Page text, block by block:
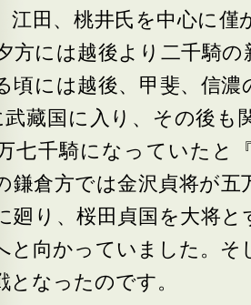
江田、桃井氏を中心に
方には越後より二千騎
頃には越後、甲斐、信
武藏国に入り、その後も
七千騎になっていたと
鎌倉方では金沢貞将が
廻り、桜田貞国を大将
と向かっていました。
となったのです。